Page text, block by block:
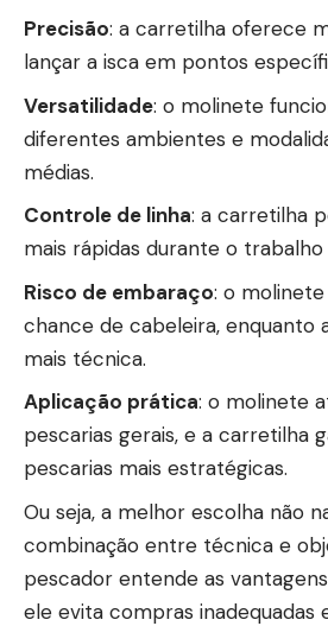
Precisão: a carretilha oferece
lançar a isca em pontos
Versatilidade: o molinete
diferentes ambientes e
médias.
Controle de linha: a carretilha
mais rápidas durante o trabalho
Risco de embaraço: o
chance de cabeleira, enquanto
mais técnica.
Aplicação prática: o molinete
pescarias gerais, e a carretilha
pescarias mais estratégicas.
Ou seja, a melhor escolha não
combinação entre técnica e
pescador entende as
ele evita compras inadequadas